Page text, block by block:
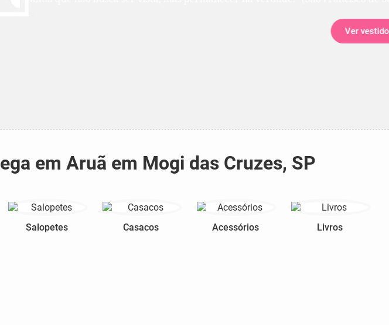
em Aruã em Mogi das Cruzes, SP
Salopetes Casacos Acessórios Livros